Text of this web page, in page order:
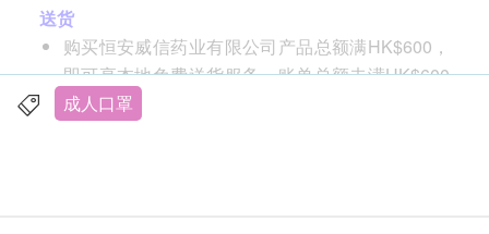
中层:聚丙烯熔喷过滤层过滤微尘及细菌
内层: 吸湿层吸收湿气及液体
欧盟EN14683:2019 + AC:2019 Type IIR
ASTM F2100-19 Level 2
细菌过滤率≥ 98%
送货
购买恒安威信药业有限公司产品总额满HK$600，
即可享本地免费送货服务。账单总额未满HK$600
需附加HK$80运费。
成人口罩